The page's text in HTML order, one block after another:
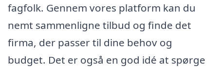
fagfolk. Gennem vores platform kan du
nemt sammenligne tilbud og finde det
firma, der passer til dine behov og
budget. Det er også en god idé at spørge